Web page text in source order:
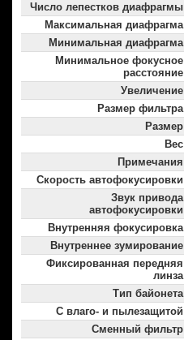
Число лепестков диафрагмы
Максимальная диафрагма
Минимальная диафрагма
Минимальное фокусное
расстояние
Увеличение
Размер фильтра
Размер
Вес
Примечания
Скорость автофокусировки
Звук привода
автофокусировки
Внутренняя фокусировка
Внутреннее зумирование
Фиксированная передняя
линза
Тип байонета
С влаго- и пылезащитой
Сменный фильтр